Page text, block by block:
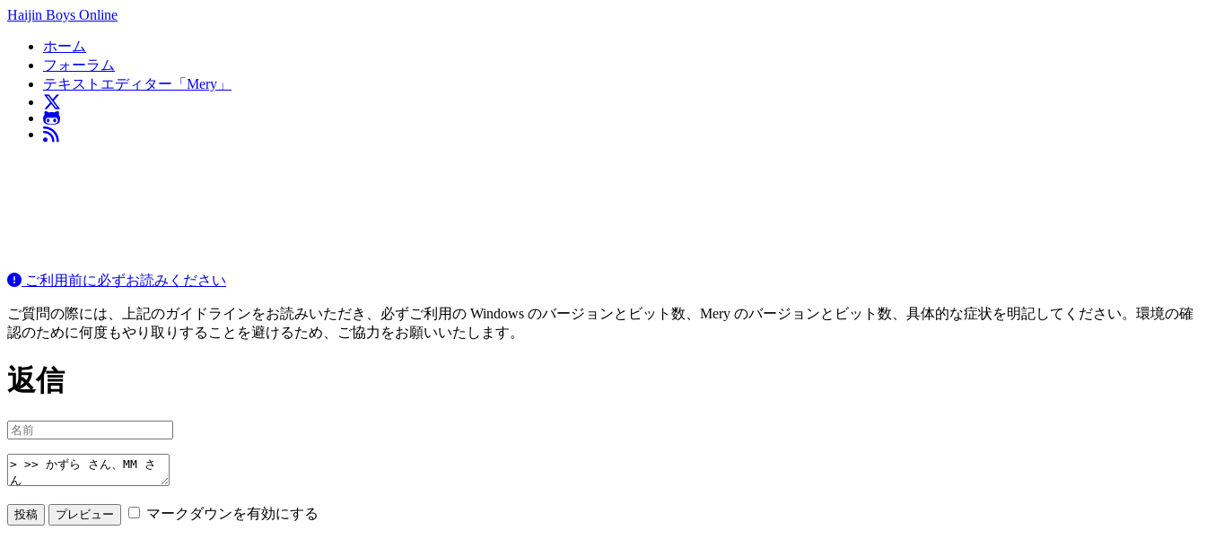
Haijin Boys Online
ホーム
フォーラム
テキストエディター「Mery」
ご利用前に必ずお読みください
ご質問の際には、上記のガイドラインをお読みいただき、必ずご利用の Windows のバージョンとビット数、Mery のバージョンとビット数、具体的な症状を明記してください。環境の確
認のために何度もやり取りすることを避けるため、ご協力をお願いいたします。
返信
マークダウンを有効にする